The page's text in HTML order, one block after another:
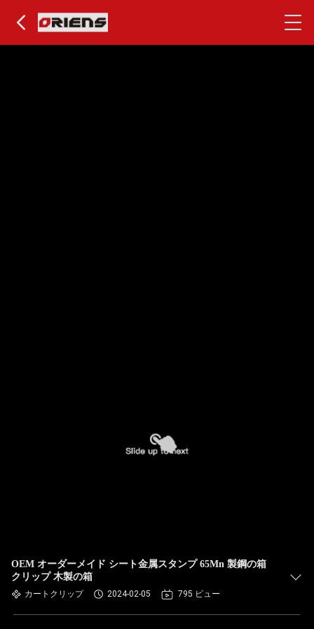
OEM オーダーメイド シート金属スタンプ 65Mn 製鋼の箱
クリップ 木製の箱
カートクリップ 2024-02-05 795 ビュー